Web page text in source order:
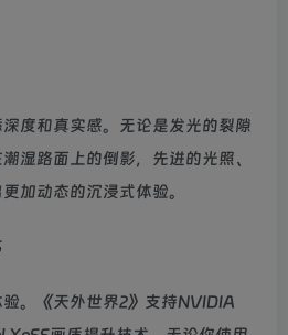
度和真实感。无论是发光的裂隙
湿路面上的倒影，先进的光照、
加动态的沉浸式体验。
。《天外世界2》支持NVIDIA